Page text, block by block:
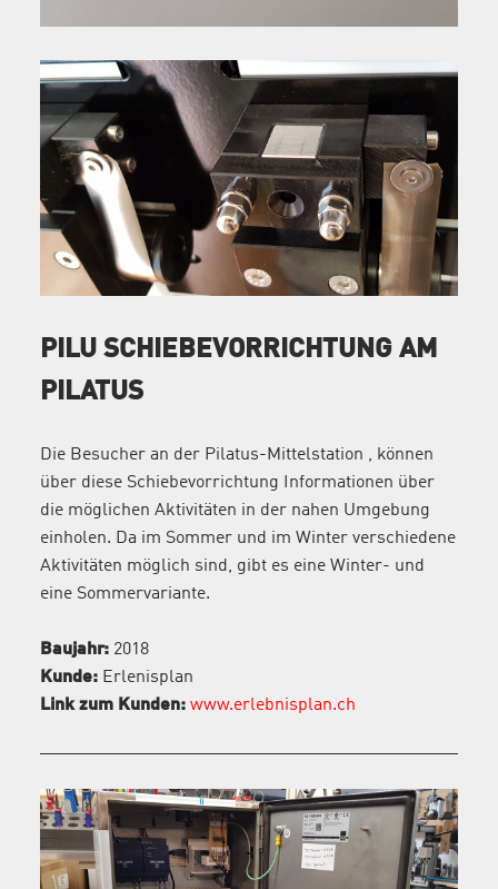
PILU SCHIEBEVORRICHTUNG AM
PILATUS
Die Besucher an der Pilatus-Mittelstation , können
über diese Schiebevorrichtung Informationen über
die möglichen Aktivitäten in der nahen Umgebung
einholen. Da im Sommer und im Winter verschiedene
Aktivitäten möglich sind, gibt es eine Winter- und
eine Sommervariante.
Baujahr:2018
Kunde:Erlenisplan
Link zum Kunden: www.erlebnisplan.ch